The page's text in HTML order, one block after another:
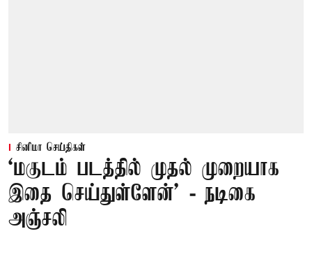
சினிமா செய்திகள்
‘மகுடம் படத்தில் முதல் முறையாக
இதை செய்துள்ளேன்’ - நடிகை
அஞ்சலி